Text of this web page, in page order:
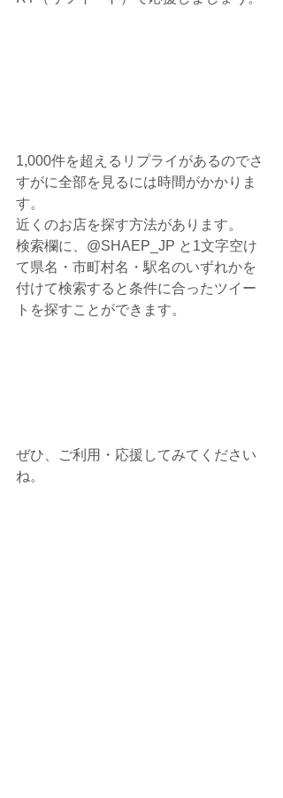
1,000件を超えるリプライがあるのでさ
すがに全部を見るには時間がかかりま
す。
近くのお店を探す方法があります。
検索欄に、@SHAEP_JP と1文字空け
て県名・市町村名・駅名のいずれかを
付けて検索すると条件に合ったツイー
トを探すことができます。
ぜひ、ご利用・応援してみてください
ね。